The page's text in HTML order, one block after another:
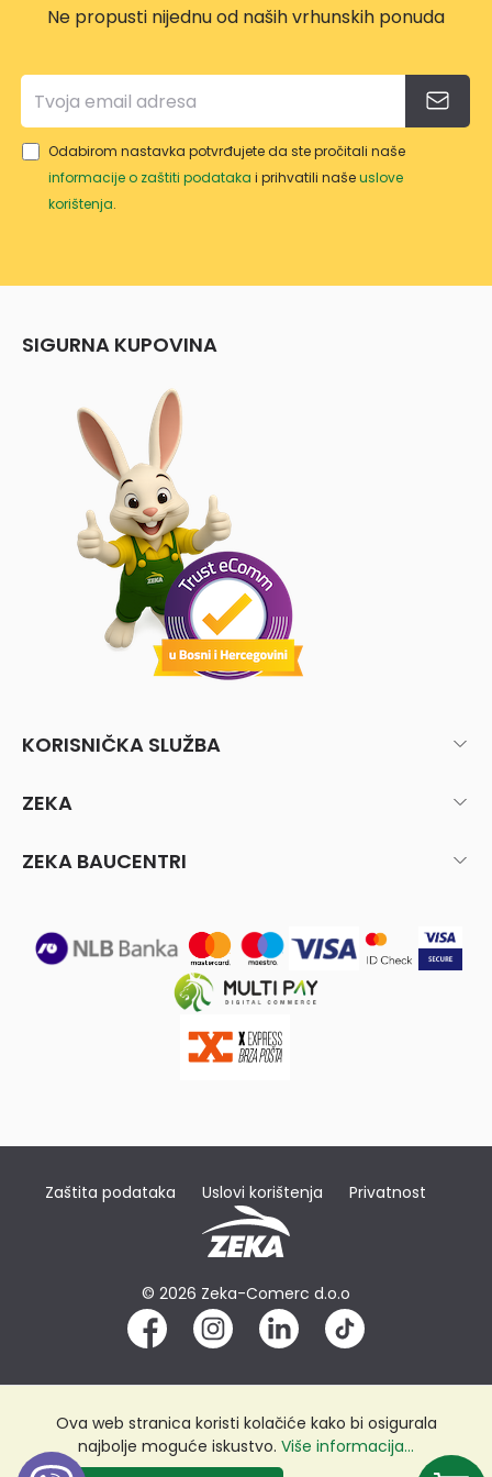
GLAV
Ne propusti nijednu od naših vrhunskih ponuda
Odabirom nastavka potvrđujete da ste pročitali naše
informacije o zaštiti podataka i prihvatili našeuslove
korištenja.
SIGURNA KUPOVINA
KORISNIČKA SLUŽBA
ZEKA
ZEKA BAUCENTRI
Zaštita podataka Uslovi korištenja Privatnost
© 2026 Zeka-Comerc d.o.o
Ova web stranica koristi kolačiće kako bi osigurala
najbolje moguće iskustvo. Više informacija...